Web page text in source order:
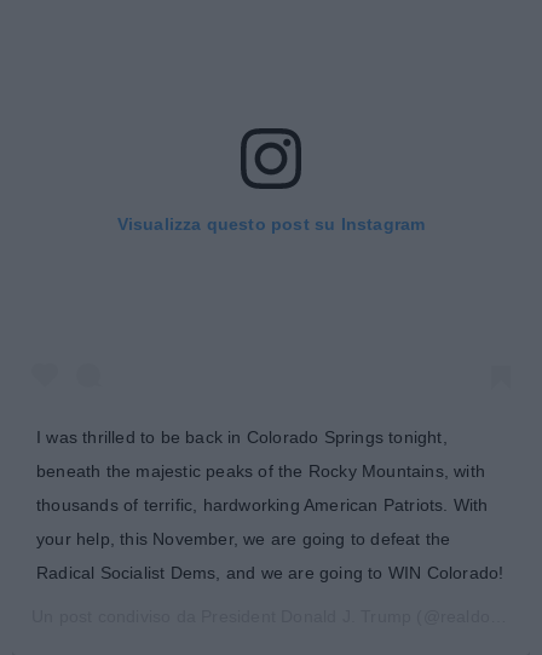
Visualizza questo post su Instagram
I was thrilled to be back in Colorado Springs tonight,
beneath the majestic peaks of the Rocky Mountains, with
thousands of terrific, hardworking American Patriots. With
your help, this November, we are going to defeat the
Radical Socialist Dems, and we are going to WIN Colorado!